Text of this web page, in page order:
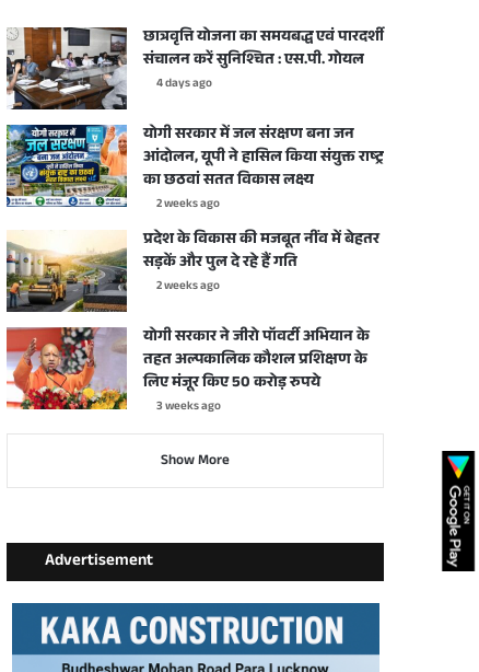
छात्रवृत्ति योजना का समयबद्ध एवं पारदर्शी
संचालन करें सुनिश्चित : एस.पी. गोयल
4 days ago
योगी सरकार में जल संरक्षण बना जन
आंदोलन, यूपी ने हासिल किया संयुक्त राष्ट्र
का छठवां सतत विकास लक्ष्य
2 weeks ago
प्रदेश के विकास की मजबूत नींव में बेहतर
सड़कें और पुल दे रहे हैं गति
2 weeks ago
योगी सरकार ने जीरो पॉवर्टी अभियान के
तहत अल्पकालिक कौशल प्रशिक्षण के
लिए मंजूर किए 50 करोड़ रुपये
3 weeks ago
Show More
Advertisement